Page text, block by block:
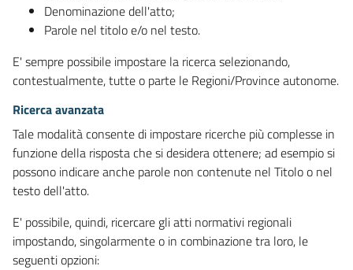
Denominazione dell'atto;
Parole nel titolo e/o nel testo.
E' sempre possibile impostare la ricerca selezionando,
contestualmente, tutte o parte le Regioni/Province autonome.
Ricerca avanzata
Tale modalità consente di impostare ricerche più complesse in
funzione della risposta che si desidera ottenere; ad esempio si
possono indicare anche parole non contenute nel Titolo o nel
testo dell'atto.
E' possibile, quindi, ricercare gli atti normativi regionali
impostando, singolarmente o in combinazione tra loro, le
seguenti opzioni: